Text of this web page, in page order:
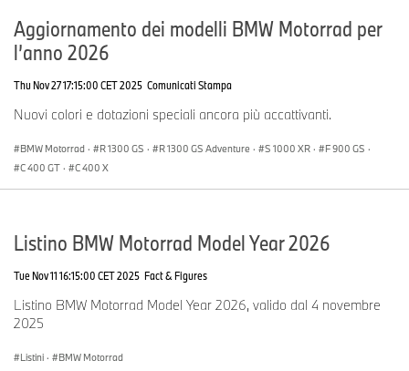
Aggiornamento dei modelli BMW Motorrad per
l’anno 2026
Thu Nov 27 17:15:00 CET 2025 Comunicati Stampa
Nuovi colori e dotazioni speciali ancora più accattivanti.
BMW Motorrad · R 1300 GS · R 1300 GS Adventure · S 1000 XR · F 900 GS ·
C 400 GT · C 400 X
Listino BMW Motorrad Model Year 2026
Tue Nov 11 16:15:00 CET 2025 Fact & Figures
Listino BMW Motorrad Model Year 2026, valido dal 4 novembre
2025
Listini · BMW Motorrad